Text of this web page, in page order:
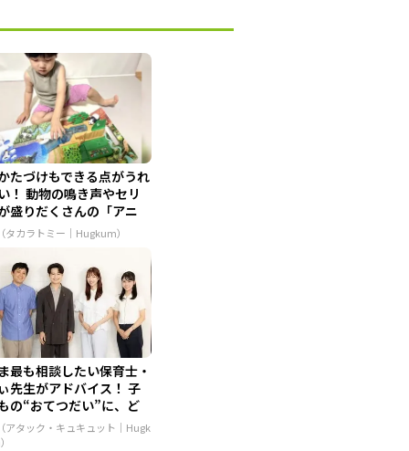
たづけもできる点がうれ
！ 動物の鳴き声やセリ
盛りだくさんの「アニ
...
タカラトミー｜Hugkum）
最も相談したい保育士・
先生がアドバイス！ 子
の“おてつだい”に、ど
アタック・キュキュット｜Hugk